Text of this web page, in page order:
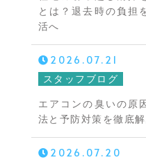
とは？退去時の負担
活へ
2026.07.21
スタッフブログ
エアコンの臭いの原
法と予防対策を徹底解
2026.07.20